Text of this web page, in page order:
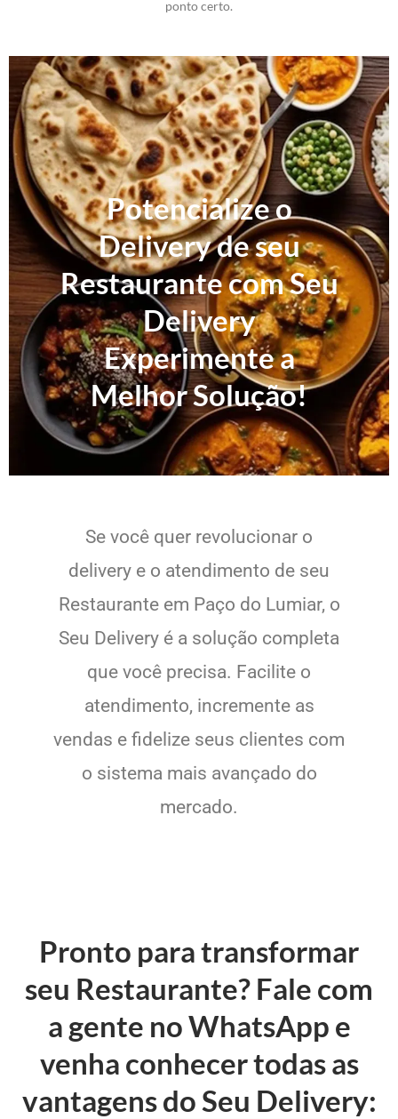
ponto certo.
Potencialize o
Delivery de seu
Restaurante com Seu
Delivery
Experimente a
Melhor Solução!
Se você quer revolucionar o
delivery e o atendimento de seu
Restaurante em Paço do Lumiar, o
Seu Delivery é a solução completa
que você precisa. Facilite o
atendimento, incremente as
vendas e fidelize seus clientes com
o sistema mais avançado do
mercado.
Pronto para transformar
seu Restaurante? Fale com
a gente no WhatsApp e
venha conhecer todas as
vantagens do Seu Delivery: